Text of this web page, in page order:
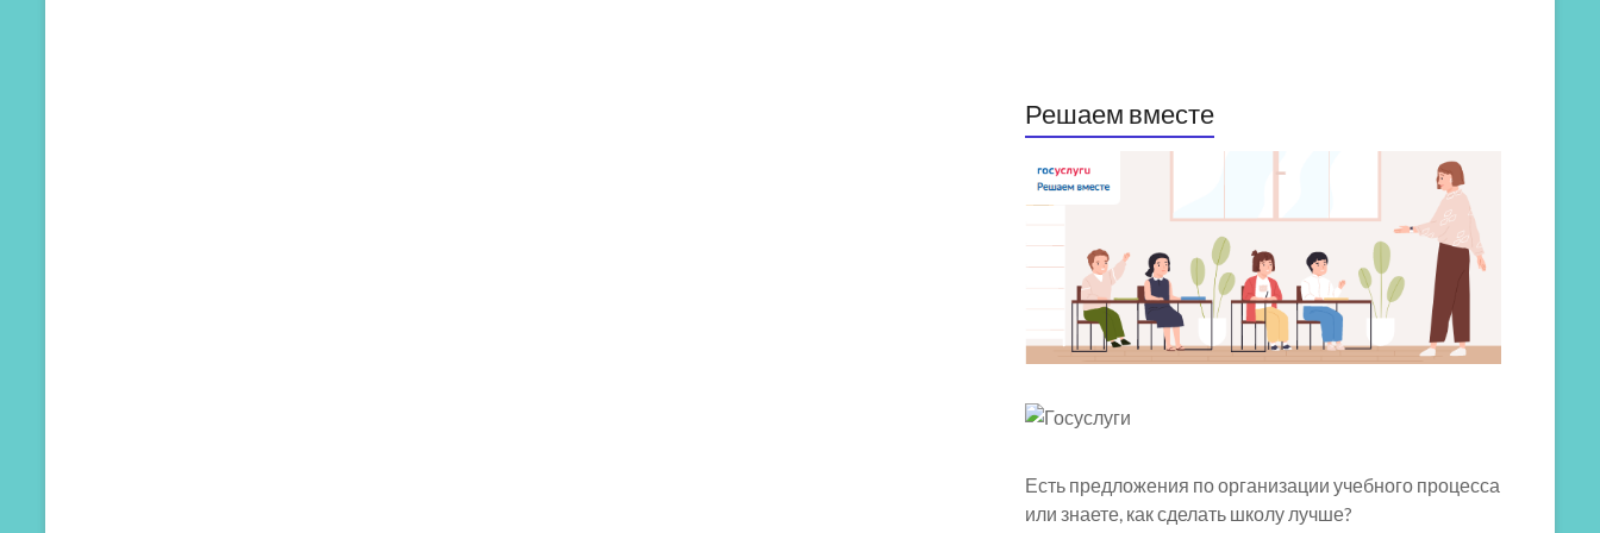
Решаем вместе
Есть предложения по организации учебного процесса
или знаете, как сделать школу лучше?